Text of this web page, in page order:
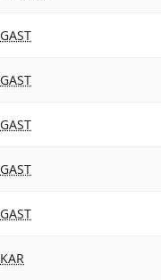
GAST
GAST
GAST
GAST
GAST
KAR